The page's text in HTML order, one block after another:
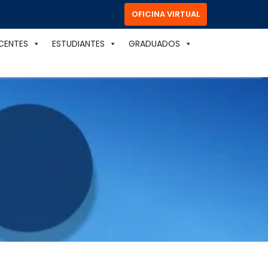
OFICINA VIRTUAL
ESTUDIANTES GRADUADOS